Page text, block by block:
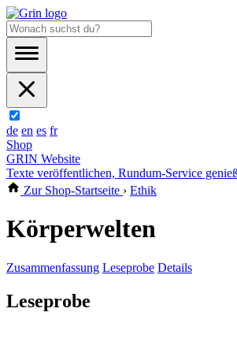
de en es fr
Shop
GRIN Website
Texte veröffentlichen, Rundum-Service
Zur Shop-Startseite › Ethik
Körperwelten
Zusammenfassung Leseprobe Details
Leseprobe